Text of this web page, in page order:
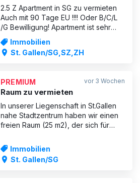
2.5 Z Apartment in SG zu vermieten
Auch mit 90 Tage EU !!!! Oder B/C/L
/G Bewilligung! Apartment ist sehr
Zentral (nur wenige Minuten vom
Bahnhof) gelegen Für allein
Benutzung Komplett ausgestattet und
unmittelbarer Nähe
Immobilien
St. Gallen/SG,SZ,ZH
PREMIUM vor 3 Wochen
Raum zu vermieten
In unserer Liegenschaft in St.Gallen
nahe Stadtzentrum haben wir einen
freien Raum (25 m2), der sich für
eignet. Fr. 700 pro Woche.
Mitbenützung von Bad, Dusche, WC,
Waschmaschine, Wäschetrockner
Immobilien
St. Gallen/SG